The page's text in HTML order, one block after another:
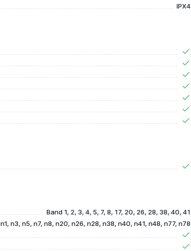
IPX4
Band 1, 2, 3, 4, 5, 7, 8, 17, 20, 26, 28, 38, 40, 41
n1, n3, n5, n7, n8, n20, n26, n28, n38, n40, n41, n48, n77, n78